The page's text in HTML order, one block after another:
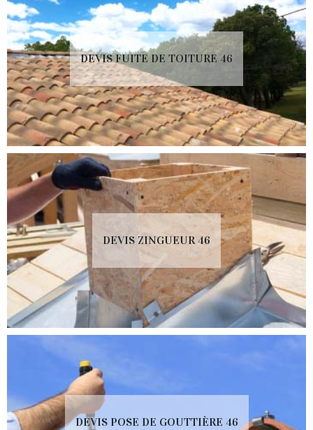
DEVIS FUITE DE TOITURE 46
DEVIS ZINGUEUR 46
DEVIS POSE DE GOUTTIÈRE 46